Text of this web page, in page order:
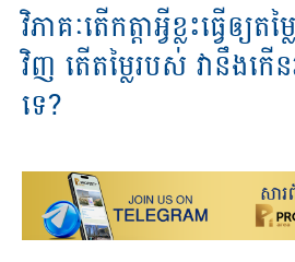
វិភាគៈតើកត្តាអ្វីខ្លះធ្វើឲ្យ
វិញ តើតម្លៃរបស់ វានឹងកើ
ទេ?